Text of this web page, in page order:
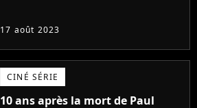
17 août 2023
CINÉ SÉRIE
10 ans après la mort de Paul